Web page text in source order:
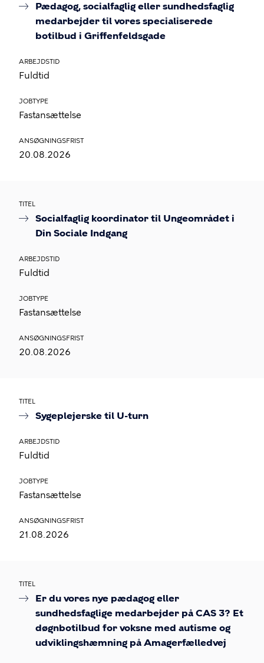
Pædagog, socialfaglig eller sundhedsfaglig
medarbejder til vores specialiserede
botilbud i Griffenfeldsgade
ARBEJDSTID
Fuldtid
JOBTYPE
Fastansættelse
ANSØGNINGSFRIST
20.08.2026
TITEL
Socialfaglig koordinator til Ungeområdet i
Din Sociale Indgang
ARBEJDSTID
Fuldtid
JOBTYPE
Fastansættelse
ANSØGNINGSFRIST
20.08.2026
TITEL
Sygeplejerske til U-turn
ARBEJDSTID
Fuldtid
JOBTYPE
Fastansættelse
ANSØGNINGSFRIST
21.08.2026
TITEL
Er du vores nye pædagog eller
sundhedsfaglige medarbejder på CAS 3? Et
døgnbotilbud for voksne med autisme og
udviklingshæmning på Amagerfælledvej